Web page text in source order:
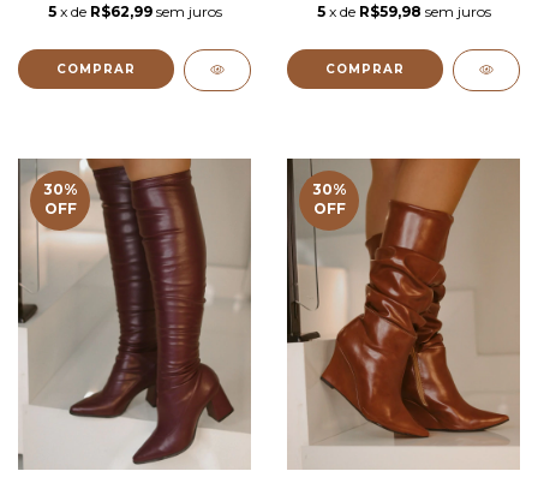
5 x de R$62,99 sem juros
COMPRAR
5 x de R$59,98 sem juros
COMPRAR
30%
OFF
30%
OFF